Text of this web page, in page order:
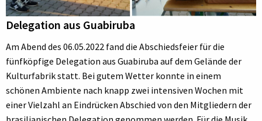
Delegation aus Guabiruba
Am Abend des 06.05.2022 fand die Abschiedsfeier für die
fünfköpfige Delegation aus Guabiruba auf dem Gelände der
Kulturfabrik statt. Bei gutem Wetter konnte in einem
schönen Ambiente nach knapp zwei intensiven Wochen mit
einer Vielzahl an Eindrücken Abschied von den Mitgliedern der